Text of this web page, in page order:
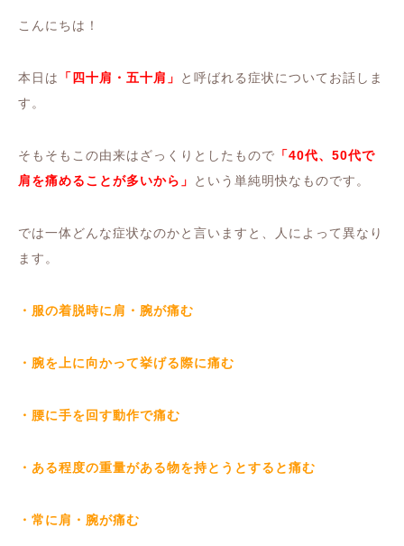
こんにちは！
本日は 「四十肩・五十肩」
と呼ばれる症状についてお話しま
す。
そもそもこの由来はざっくりとしたもので 「40代、50代で
肩を痛めることが多いから」
という単純明快なものです。
では一体どんな症状なのかと言いますと、人によって異なり
ます。
・服の着脱時に肩・腕が痛む
・腕を上に向かって挙げる際に痛む
・腰に手を回す動作で痛む
・ある程度の重量がある物を持とうとすると痛む
・常に肩・腕が痛む